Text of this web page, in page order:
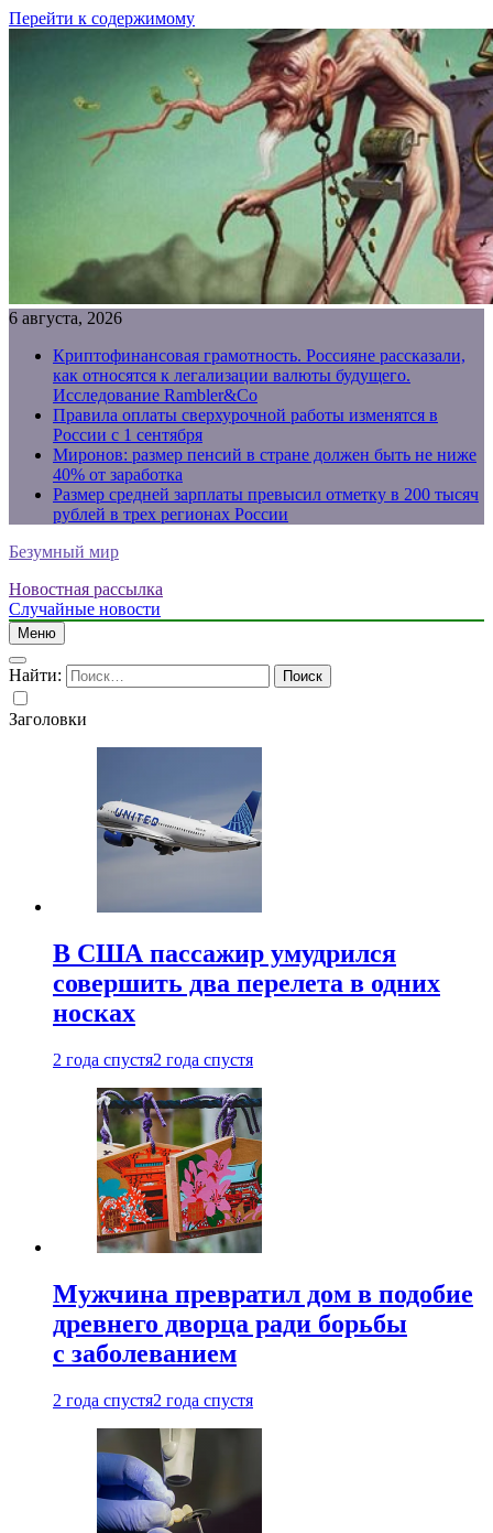
Перейти к содержимому
6 августа, 2026
Криптофинансовая грамотность. Россияне рассказали,
как относятся к легализации валюты будущего.
Исследование Rambler&Co
Правила оплаты сверхурочной работы изменятся в
России с 1 сентября
Миронов: размер пенсий в стране должен быть не ниже
40% от заработка
Размер средней зарплаты превысил отметку в 200 тысяч
рублей в трех регионах России
Безумный мир
Новостная рассылка
Случайные новости
Меню
Найти:
Заголовки
В США пассажир умудрился
совершить два перелета в одних
носках
2 года спустя2 года спустя
Мужчина превратил дом в подобие
древнего дворца ради борьбы
с заболеванием
2 года спустя2 года спустя